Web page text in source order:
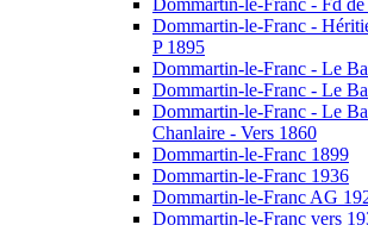
Dommartin-le-Franc - Fd
Dommartin-le-Franc -
P 1895
Dommartin-le-Franc - Le
Dommartin-le-Franc - Le
Dommartin-le-Franc - Le
Chanlaire - Vers 1860
Dommartin-le-Franc 1899
Dommartin-le-Franc 1936
Dommartin-le-Franc AG
Dommartin-le-Franc vers